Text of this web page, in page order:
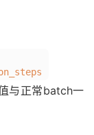
与正常batch一